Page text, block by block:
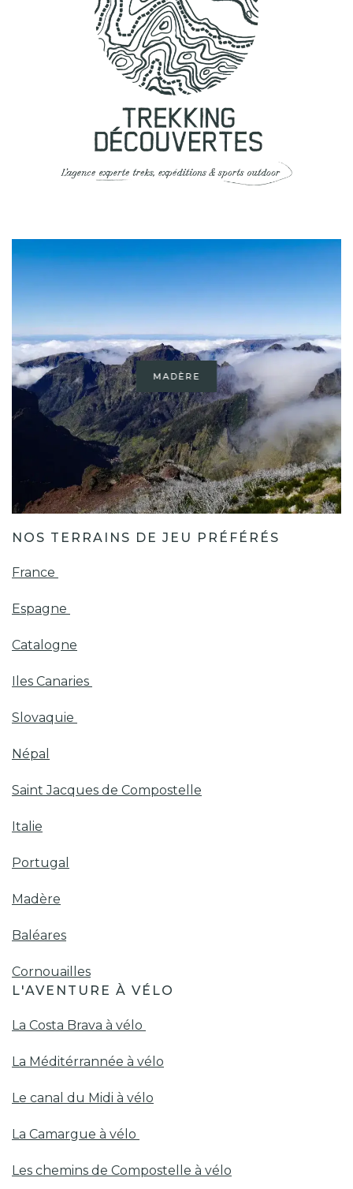
MADÈRE
NOS TERRAINS DE JEU PRÉFÉRÉS
France
Espagne
Catalogne
Iles Canaries
Slovaquie
Népal
Saint Jacques de Compostelle
Italie
Portugal
Madère
Baléares
Cornouailles
L'AVENTURE À VÉLO
La Costa Brava à vélo
La Méditérrannée à vélo
Le canal du Midi à vélo
La Camargue à vélo
Les chemins de Compostelle à vélo